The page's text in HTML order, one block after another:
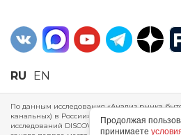
RU EN
По данным исследования «Анализ рынка
канальных) в России», проведенного
исследований DISCOVERY RESEARCH Group,
Продолжая
принимаете